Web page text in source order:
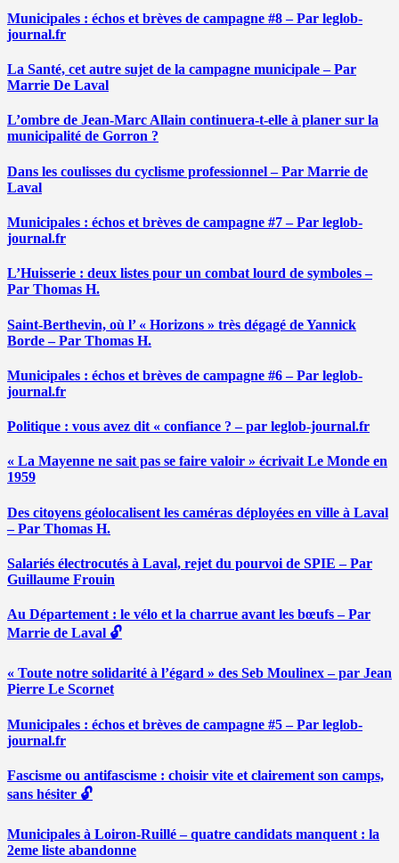
Municipales : échos et brèves de campagne #8 – Par leglob-
journal.fr
La Santé, cet autre sujet de la campagne municipale – Par
Marrie De Laval
L’ombre de Jean-Marc Allain continuera-t-elle à planer sur la
municipalité de Gorron ?
Dans les coulisses du cyclisme professionnel – Par Marrie de
Laval
Municipales : échos et brèves de campagne #7 – Par leglob-
journal.fr
L’Huisserie : deux listes pour un combat lourd de symboles –
Par Thomas H.
Saint-Berthevin, où l’ « Horizons » très dégagé de Yannick
Borde – Par Thomas H.
Municipales : échos et brèves de campagne #6 – Par leglob-
journal.fr
Politique : vous avez dit « confiance ? – par leglob-journal.fr
« La Mayenne ne sait pas se faire valoir » écrivait Le Monde en
1959
Des citoyens géolocalisent les caméras déployées en ville à Laval
– Par Thomas H.
Salariés électrocutés à Laval, rejet du pourvoi de SPIE – Par
Guillaume Frouin
Au Département : le vélo et la charrue avant les bœufs – Par
Marrie de Laval 🔓
« Toute notre solidarité à l’égard » des Seb Moulinex – par Jean
Pierre Le Scornet
Municipales : échos et brèves de campagne #5 – Par leglob-
journal.fr
Fascisme ou antifascisme : choisir vite et clairement son camps,
sans hésiter 🔓
Municipales à Loiron-Ruillé – quatre candidats manquent : la
2eme liste abandonne